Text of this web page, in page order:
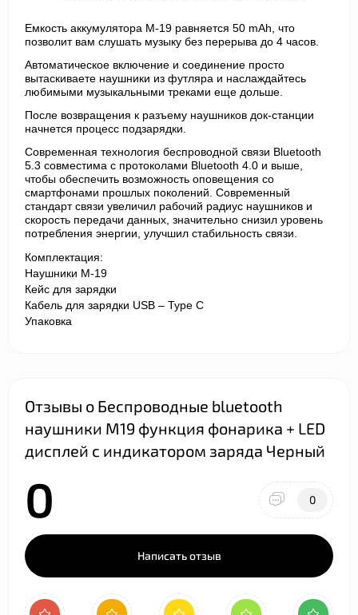
Емкость аккумулятора M-19 равняется 50 mAh, что
позволит вам слушать музыку без перерыва до 4 часов.
Автоматическое включение и соединение просто
вытаскиваете наушники из футляра и наслаждайтесь
любимыми музыкальными треками еще дольше.
После возвращения к разъему наушников док-станции
начнется процесс подзарядки.
Современная технология беспроводной связи Bluetooth
5.3 совместима с протоколами Bluetooth 4.0 и выше,
чтобы обеспечить возможность оповещения со
смартфонами прошлых поколений. Современный
стандарт связи увеличил рабочий радиус наушников и
скорость передачи данных, значительно снизил уровень
потребления энергии, улучшил стабильность связи.
Комплектация:
Наушники M-19
Кейс для зарядки
Кабель для зарядки USB – Type C
Упаковка
Отзывы о Беспроводные bluetooth
наушники M19 функция фонарика + LED
дисплей с индикатором заряда Черный
0 0
Написать отзыв